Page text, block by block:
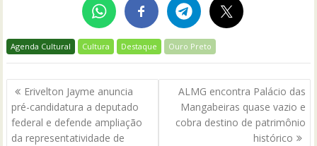
Agenda Cultural Cultura Destaque Ouro Preto
Navegação
de
Post
Erivelton Jayme anuncia
pré-candidatura a deputado
federal e defende ampliação
da representatividade de
ALMG encontra Palácio das
Mangabeiras quase vazio e
cobra destino de patrimônio
histórico